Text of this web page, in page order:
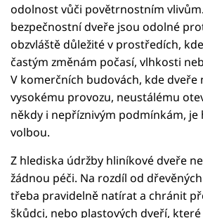
odolnost vůči povětrnostním
bezpečnostní dveře jsou odolné
obzvláště důležité v prostředích,
častým změnám počasí, vlhkosti
V komerčních budovách, kde dveře
vysokému provozu, neustálému
někdy i nepříznivým podmínkám, je
volbou.
Z hlediska údržby hliníkové dveře
žádnou péči. Na rozdíl od
třeba pravidelně natírat a chránit
škůdci, nebo plastových dveří,